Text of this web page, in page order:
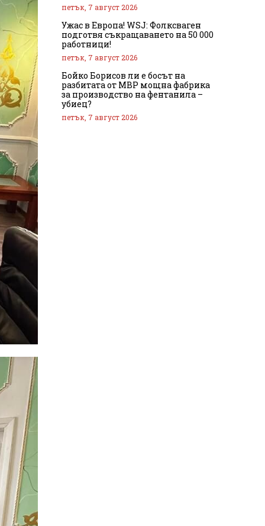
петък, 7 август 2026
Ужас в Европа! WSJ: Фолксваген
подготвя съкращаването на 50 000
работници!
петък, 7 август 2026
Бойко Борисов ли е босът на
разбитата от МВР мощна фабрика
за производство на фентанила –
убиец?
петък, 7 август 2026